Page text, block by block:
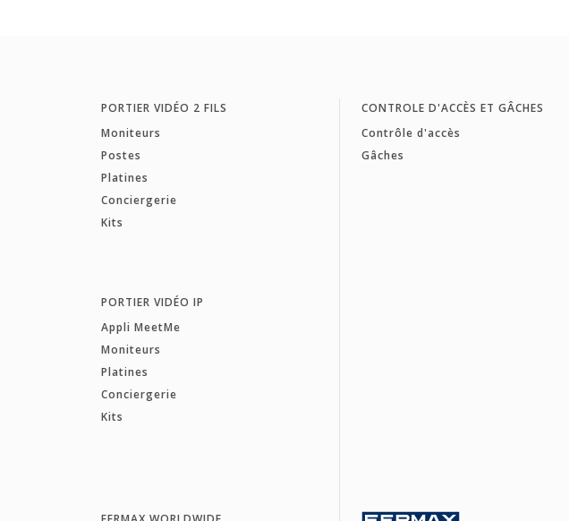
PORTIER VIDÉO 2 FILS
Moniteurs
Postes
Platines
Conciergerie
Kits
PORTIER VIDÉO IP
Appli MeetMe
Moniteurs
Platines
Conciergerie
Kits
CONTROLE D'ACCÈS ET GÂCHES
Contrôle d'accès
Gâches